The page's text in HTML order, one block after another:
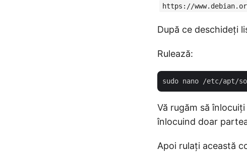
https://
După ce deschideți
Rulează:
Vă rugăm să
înlocuind doar
Apoi rulați această